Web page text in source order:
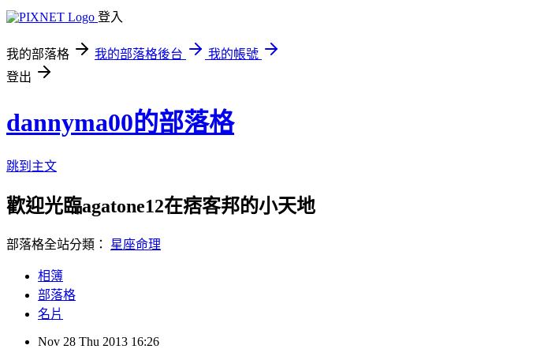
登入
我的部落格 我的部落格後台
我的帳號
登出
dannyma00的部落格
跳到主文
歡迎光臨agatone12在痞客邦的小天地
部落格全站分類： 星座命理
相簿
部落格
名片
Nov 28 Thu 2013 16:26